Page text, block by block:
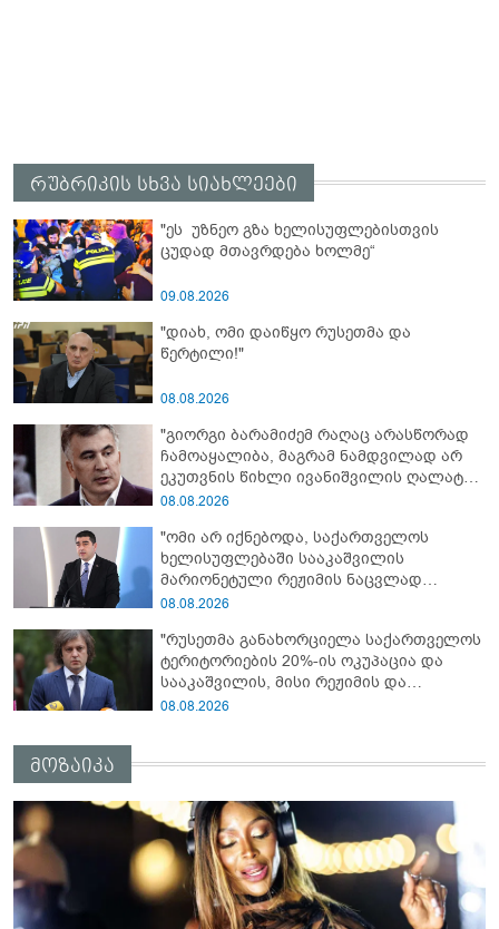
რუბრიკის სხვა სიახლეები
"ეს უზნეო გზა ხელისუფლებისთვის
ცუდად მთავრდება ხოლმე“
09.08.2026
"დიახ, ომი დაიწყო რუსეთმა და
წერტილი!"
08.08.2026
"გიორგი ბარამიძემ რაღაც არასწორად
ჩამოაყალიბა, მაგრამ ნამდვილად არ
ეკუთვნის წიხლი ივანიშვილის ღალატზე
დაფუძნებული დიქტატურის
მსმენია ქართველების მიერ ტყვეების
დახვრეტაზე"
08.08.2026
"ომი არ იქნებოდა, საქართველოს
ხელისუფლებაში სააკაშვილის
მარიონეტული რეჟიმის ნაცვლად
„ქართული ოცნების“ მსგავსი
2008 წლის ომი თუ არ იქნებოდა, დიდი
ალბათობით, არც უკრაინის ომი
იქნებოდა"
08.08.2026
"რუსეთმა განახორციელა საქართველოს
ტერიტორიების 20%-ის ოკუპაცია და
სააკაშვილის, მისი რეჟიმის და
„ნაცმოძრაობის“ ღალატი ვერანაირად
08.08.2026
მოზაიკა